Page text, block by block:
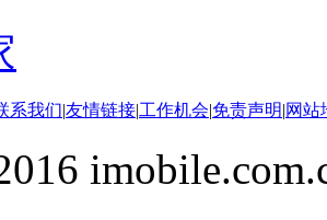
系我们|友情链接|工作机会|免责声明|网站